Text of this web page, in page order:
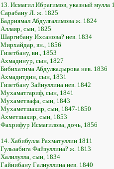
13. Исмагил Ибрагимов, указный мулла
Сарабану Л. ж. 1825
Бадриямал Абдулгалимова ж. 1824
Аллаяр, сын, 1825
Шаргибану Ихсанова? нев. 1834
Мирхайдар, вн., 1856
Гизетбану, вн., 1853
Ахмадинур, сын, 1827
Бибихатима Абдулкадырова нев. 1836
Ахмадитдин, сын, 1831
Гизетбану Зайнуллина нев. 1842
Мухаматгариф, сын, 1841
Мухаметвафа, сын, 1843
Мухаметшакир, сын, 1847-1850
Ахметшакир, сын, 1853
Фахрифур Исмагилова, дочь, 1856
14. Хабибулла Рахматуллин 1811
Гульзабига Файзуллина? ж. 1813
Халилулла, сын, 1834
Гайнибану Галиуллина нев. 1840